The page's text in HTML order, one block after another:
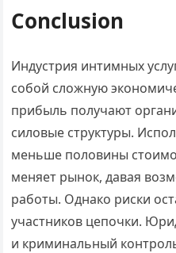
Conclusion
Индустрия интимных
собой сложную
прибыль получают
силовые структуры.
меньше половины
меняет рынок, давая
работы. Однако риски
участников цепочки.
и криминальный